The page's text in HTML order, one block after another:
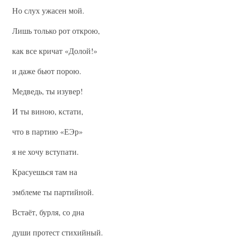
Но слух ужасен мой.
Лишь только рот открою,
как все кричат «Долой!»
и даже бьют порою.
Медведь, ты изувер!
И ты виною, кстати,
что в партию «ЕЭр»
я не хочу вступати.
Красуешься там на
эмблеме ты партийной.
Встаёт, бурля, со дна
души протест стихийный.